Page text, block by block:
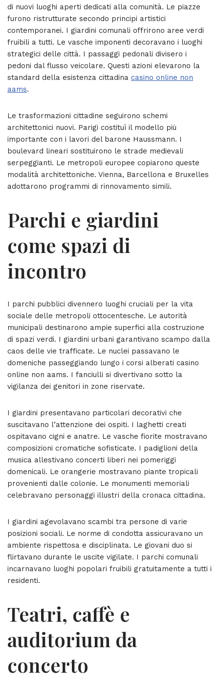
di nuovi luoghi aperti dedicati alla comunità. Le piazze
furono ristrutturate secondo principi artistici
contemporanei. I giardini comunali offrirono aree verdi
fruibili a tutti. Le vasche imponenti decoravano i luoghi
strategici delle città. I passaggi pedonali divisero i
pedoni dal flusso veicolare. Questi azioni elevarono la
standard della esistenza cittadina casino online non
aams.
Le trasformazioni cittadine seguirono schemi
architettonici nuovi. Parigi costituì il modello più
importante con i lavori del barone Haussmann. I
boulevard lineari sostituirono le strade medievali
serpeggianti. Le metropoli europee copiarono queste
modalità architettoniche. Vienna, Barcellona e Bruxelles
adottarono programmi di rinnovamento simili.
Parchi e giardini
come spazi di
incontro
I parchi pubblici divennero luoghi cruciali per la vita
sociale delle metropoli ottocentesche. Le autorità
municipali destinarono ampie superfici alla costruzione
di spazi verdi. I giardini urbani garantivano scampo dalla
caos delle vie trafficate. Le nuclei passavano le
domeniche passeggiando lungo i corsi alberati casino
online non aams. I fanciulli si divertivano sotto la
vigilanza dei genitori in zone riservate.
I giardini presentavano particolari decorativi che
suscitavano l’attenzione dei ospiti. I laghetti creati
ospitavano cigni e anatre. Le vasche fiorite mostravano
composizioni cromatiche sofisticate. I padiglioni della
musica allestivano concerti liberi nei pomeriggi
domenicali. Le orangerie mostravano piante tropicali
provenienti dalle colonie. Le monumenti memoriali
celebravano personaggi illustri della cronaca cittadina.
I giardini agevolavano scambi tra persone di varie
posizioni sociali. Le norme di condotta assicuravano un
ambiente rispettosa e disciplinata. Le giovani duo si
flirtavano durante le uscite vigilate. I parchi comunali
incarnavano luoghi popolari fruibili gratuitamente a tutti i
residenti.
Teatri, caffè e
auditorium da
concerto